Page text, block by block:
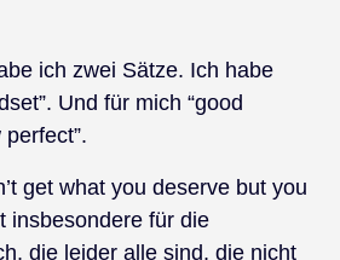
ich zwei Sätze. Ich habe
Und für mich “good
get what you deserve but you
insbesondere für die
die leider alle sind, die nicht